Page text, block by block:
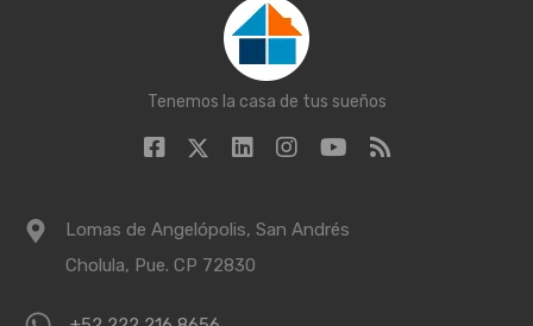
Tenemos la casa de tus sueños
Lomas de Angelópolis, San Andrés
Cholula, Pue. CP 72830